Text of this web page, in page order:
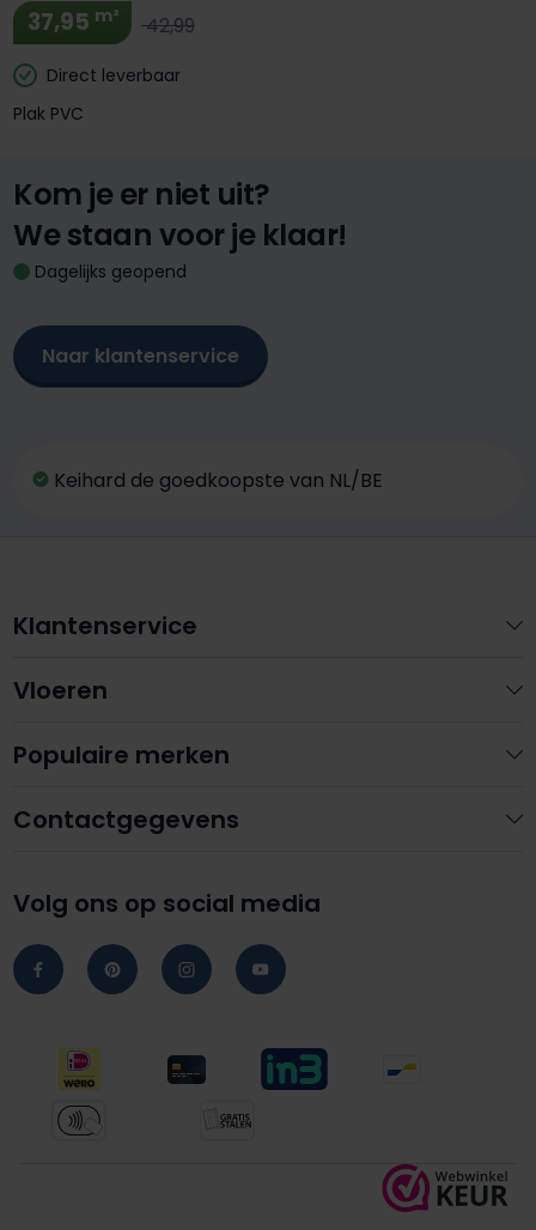
37,95 m² 42,99
Direct leverbaar
Plak PVC
Kom je er niet uit?
We staan voor je klaar!
Dagelijks geopend
Naar klantenservice
Keihard de goedkoopste van NL/BE
Contactgegevens
Volg ons op social media
Klantenservice
Vloeren
Populaire merken